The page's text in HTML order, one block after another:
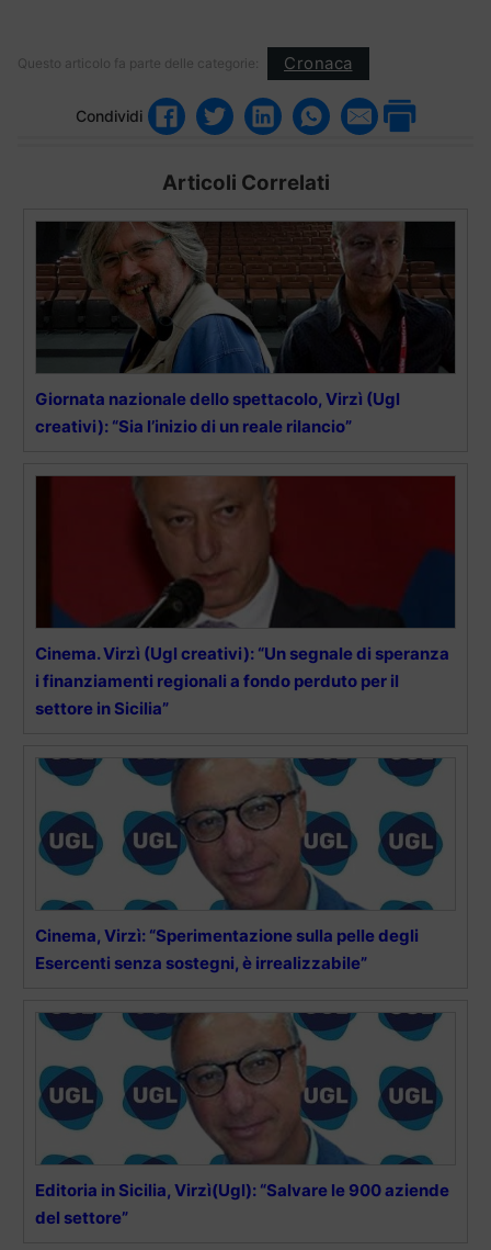
Questo articolo fa parte delle categorie: Cronaca
Condividi
Articoli Correlati
Giornata nazionale dello spettacolo, Virzì (Ugl
creativi): “Sia l’inizio di un reale rilancio”
Cinema. Virzì (Ugl creativi): “Un segnale di speranza
i finanziamenti regionali a fondo perduto per il
settore in Sicilia”
Cinema, Virzì: “Sperimentazione sulla pelle degli
Esercenti senza sostegni, è irrealizzabile”
Editoria in Sicilia, Virzì(Ugl): “Salvare le 900 aziende
del settore”